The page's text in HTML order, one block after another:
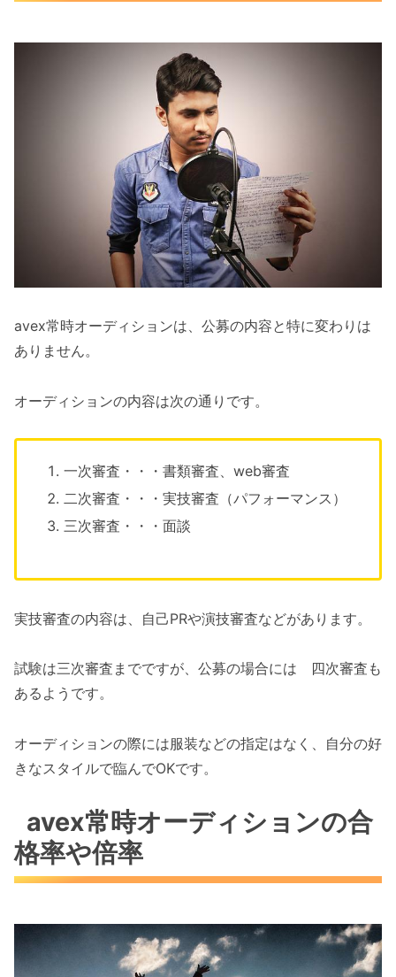
avex常時オーディションは、公募の内容と特に変わりは
ありません。
オーディションの内容は次の通りです。
一次審査・・・書類審査、web審査
二次審査・・・実技審査（パフォーマンス）
三次審査・・・面談
実技審査の内容は、自己PRや演技審査などがあります。
試験は三次審査までですが、公募の場合には 四次審査も
あるようです。
オーディションの際には服装などの指定はなく、自分の好
きなスタイルで臨んでOKです。
avex常時オーディションの合
格率や倍率